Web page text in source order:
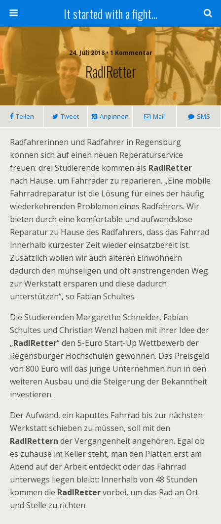
It started with a fight...
24. Juli 2018 • 1 Kommentar
RadlRetter
Teilen Tweet Anpinnen Mail SMS
Radfahrerinnen und Radfahrer in Regensburg
können sich auf einen neuen Reperaturservice
freuen: drei Studierende kommen als RadlRetter
nach Hause, um Fahrräder zu reparieren. „Eine mobile
Fahrradreparatur ist die Lösung für eines der häufig
wiederkehrenden Problemen eines Radfahrers. Wir
bieten durch eine komfortable und aufwandslose
Reparatur zu Hause des Radfahrers, dass das Fahrrad
innerhalb kürzester Zeit wieder einsatzbereit ist.
Zusätzlich wollen wir auch älteren Einwohnern
dadurch den mühseligen und oft anstrengenden Weg
zur Werkstatt ersparen und diese dadurch
unterstützen“, so Fabian Schultes.
Die Studierenden Margarethe Schneider, Fabian
Schultes und Christian Wenzl haben mit ihrer Idee der
„RadlRetter“ den 5-Euro Start-Up Wettbewerb der
Regensburger Hochschulen gewonnen. Das Preisgeld
von 800 Euro will das junge Unternehmen nun in den
weiteren Ausbau und die Steigerung der Bekanntheit
investieren.
Der Aufwand, ein kaputtes Fahrrad bis zur nächsten
Werkstatt schieben zu müssen, soll mit den
RadlRettern der Vergangenheit angehören. Egal ob
es zuhause im Keller steht, man den Platten erst am
Abend auf der Arbeit entdeckt oder das Fahrrad
unterwegs liegen bleibt: Innerhalb von 48 Stunden
kommen die RadlRettervorbei, um das Rad an Ort
und Stelle zu richten.